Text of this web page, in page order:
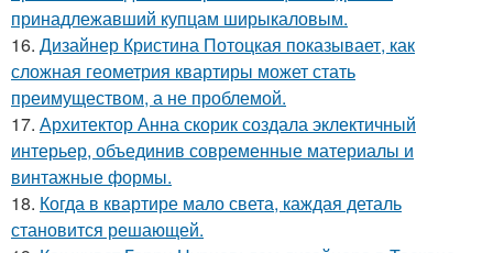
принадлежавший купцам ширыкаловым.
16. Дизайнер Кристина Потоцкая показывает, как
сложная геометрия квартиры может стать
преимуществом, а не проблемой.
17. Архитектор Анна скорик создала эклектичный
интерьер, объединив современные материалы и
винтажные формы.
18. Когда в квартире мало света, каждая деталь
становится решающей.